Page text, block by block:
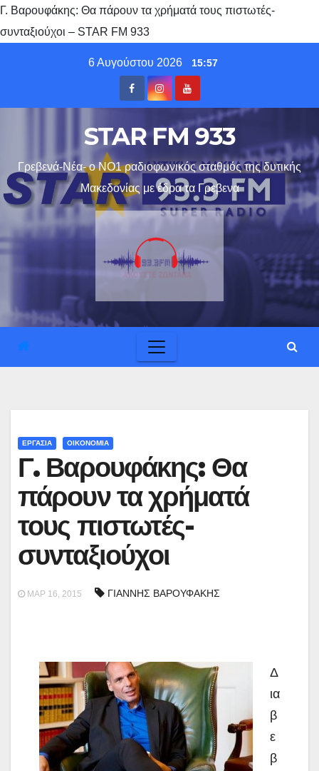
Γ. Βαρουφάκης: Θα πάρουν τα χρήματά τους πιστωτές-
συνταξιούχοι – STAR FM 933
6 Αυγούστου 2026 15:57
STAR FM 933
Γρεβενά-Νέα- ο ΝΟ1 ραδιοφωνικός σταθμός της δυτικής
Μακεδονίας με έδρα τα Γρεβενα
ΕΡΓΑΣΙΑ ΟΙΚΟΝΟΜΙΑ
Γ. Βαρουφάκης: Θα
πάρουν τα χρήματά
τους πιστωτές-
συνταξιούχοι
ΜΑΡ 16, 2015 ΓΙΑΝΝΗΣ ΒΑΡΟΥΦΑΚΗΣ
Δ
ια
β
ε
β